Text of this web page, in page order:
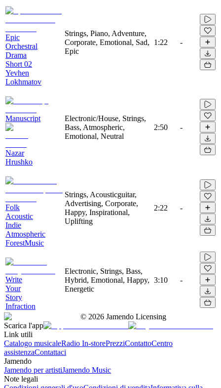
Epic
Orchestral
Drama
Short 02
Yevhen
Lokhmatov
Strings, Piano, Adventure,
Corporate, Emotional, Sad,
Epic
1:22 -
Manuscript
Nazar
Hrushko
Electronic/House, Strings,
Bass, Atmospheric,
Emotional, Neutral
2:50 -
Folk
Acoustic
Indie
Atmospheric
ForestMusic
Strings, Acousticguitar,
Advertising, Corporate,
Happy, Inspirational,
Uplifting
2:22 -
Write
Your
Story
Infraction
Electronic, Strings, Bass,
Hybrid, Emotional, Happy,
Energetic
3:10 -
© 2026 Jamendo Licensing
Scarica l'app
Link utili
Catalogo musicaleRadio In-storePrezziContattoCentro
assistenzaContattaci
Jamendo
Jamendo per artistiJamendo Music
Note legali